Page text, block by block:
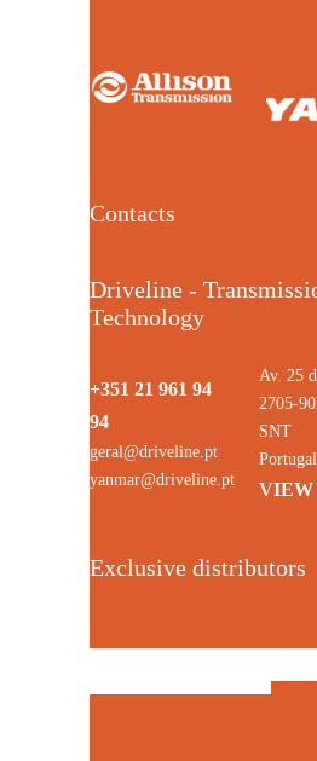
Contacts
Driveline -
Technology
+351 21 961 94
94
geral@driveline.pt
yanmar@driveline.pt
Av. 25
2705-
SNT
Portugal
VIEW
Exclusive distributors